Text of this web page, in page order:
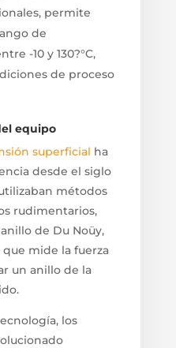
permite
de
-10 y 130?°C,
de proceso
equipo
superficial ha
desde el siglo
métodos
rudimentarios,
de Du Noüy,
que mide la fuerza
un anillo de la
los